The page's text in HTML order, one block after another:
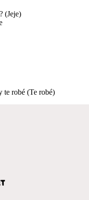
(Jeje)
te robé (Te robé)